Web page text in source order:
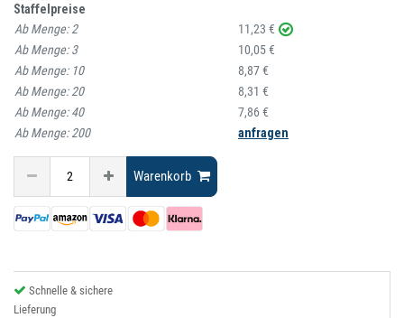
Staffelpreise
Ab Menge:2
11,23 €
Ab Menge:3
10,05 €
Ab Menge: 10
8,87 €
Ab Menge:20
8,31 €
Ab Menge:40
7,86 €
Ab Menge:200 anfragen
Warenkorb
Schnelle & sichere
Lieferung